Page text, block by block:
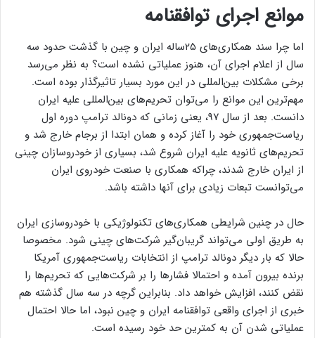
موانع اجرای توافقنامه
اما چرا سند همکاری‌های ۲۵ساله ایران و چین با گذشت حدود سه
سال از اعلام اجرای آن، هنوز عملیاتی نشده است؟ به نظر می‌رسد
برخی مشکلات بین‌المللی در این مورد بسیار تاثیرگذار بوده است.
مهم‌ترین این موانع را می‌توان تحریم‌های بین‌المللی علیه ایران
دانست. بعد از سال ۹۷، یعنی زمانی که دونالد ترامپ دوره اول
ریاست‌جمهوری خود را آغاز کرده و همان ابتدا از برجام خارج شد و
تحریم‌های ثانویه علیه ایران شروع شد، بسیاری از خودروسازان چینی
از ایران خارج شدند، چراکه همکاری با صنعت خودروی ایران
می‌توانست تبعات زیادی برای آنها داشته باشد.
حال در چنین شرایطی همکاری‌های تکنولوژیکی با خودروسازی ایران
به طریق اولی می‌تواند گریبان‌گیر شرکت‌های چینی شود. مخصوصا
حالا که بار دیگر دونالد ترامپ از انتخابات ریاست‌جمهوری آمریکا
برنده بیرون آمده و احتمالا فشارها را بر شرکت‌هایی که تحریم‌ها را
نقض کنند، افزایش خواهد داد. بنابراین گرچه در سه سال گذشته هم
خبری از اجرای واقعی توافقنامه ایران و چین نبود، اما حالا احتمال
عملیاتی شدن آن به کمترین حد خود رسیده است.